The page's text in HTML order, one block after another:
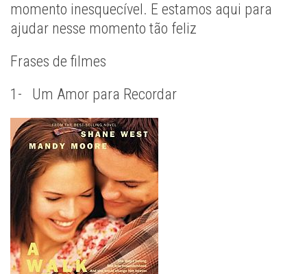
momento inesquecível. E estamos aqui para
ajudar nesse momento tão feliz
Frases de filmes
1- Um Amor para Recordar